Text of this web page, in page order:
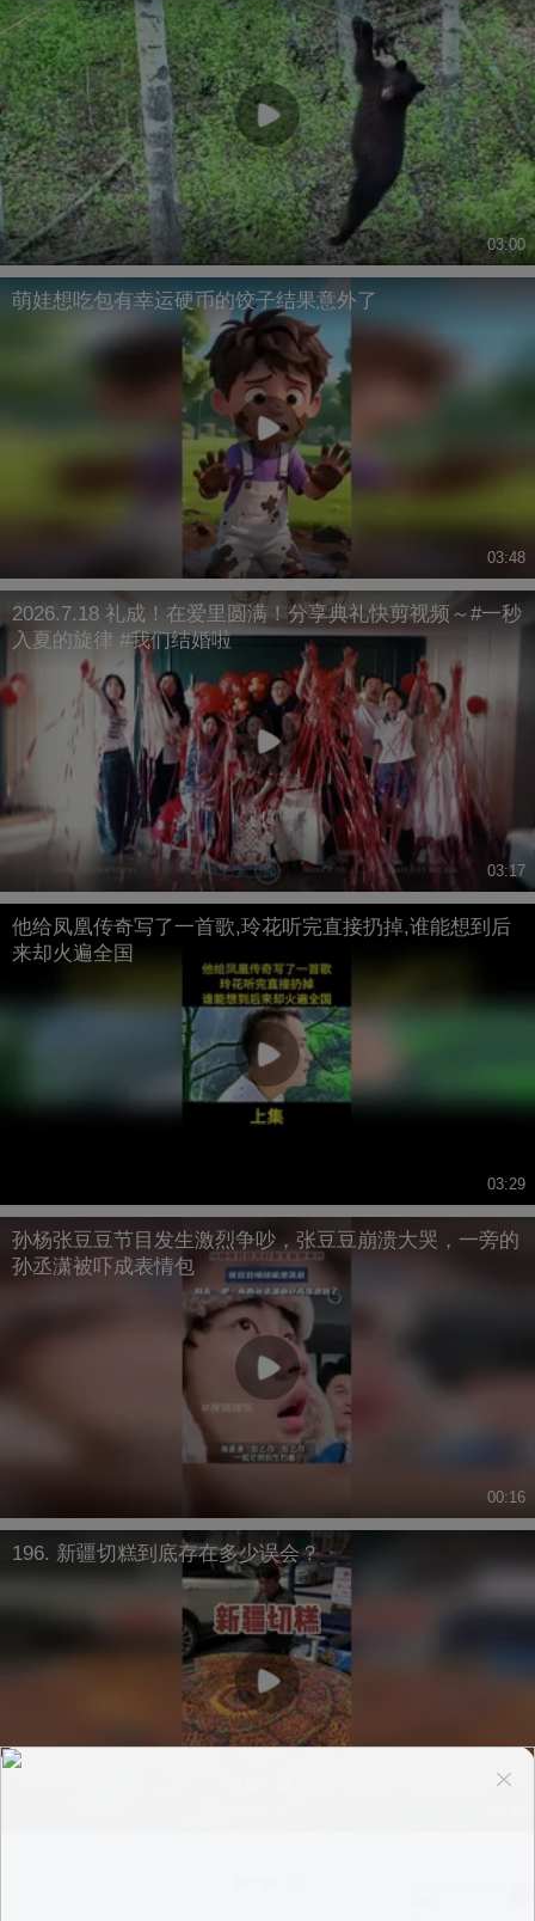
03:00
萌娃想吃包有幸运硬币的饺子结果意外了
03:48
2026.7.18 礼成！在爱里圆满！分享典礼快剪视频～#一秒
入夏的旋律 #我们结婚啦
03:17
他给凤凰传奇写了一首歌,玲花听完直接扔掉,谁能想到后
来却火遍全国
03:29
孙杨张豆豆节目发生激烈争吵，张豆豆崩溃大哭，一旁的
孙丞潇被吓成表情包
00:16
196. 新疆切糕到底存在多少误会？